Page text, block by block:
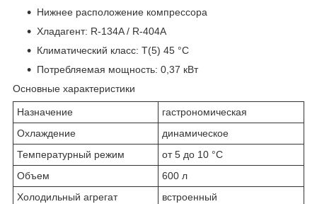
Нижнее расположение компрессора
Хладагент: R-134A / R-404A
Климатический класс: T(5) 45 °С
Потребляемая мощность: 0,37 кВт
Основные характеристики
Назначение
гастрономическая
Охлаждение
динамическое
Температурный режим
от 5 до 10 °C
Объем
600 л
Холодильный агрегат
встроенный